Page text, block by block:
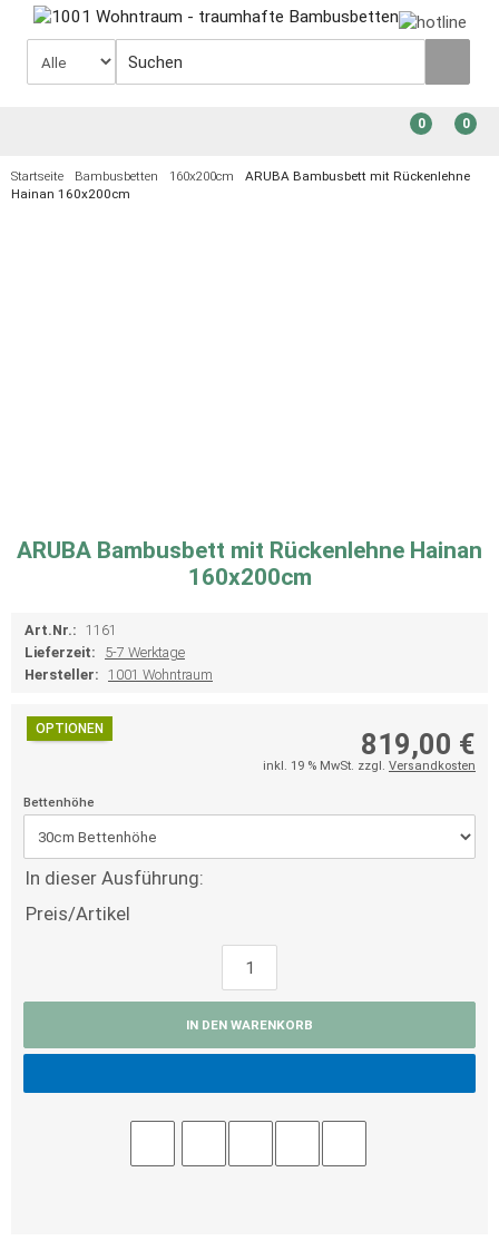
0
0
Startseite Bambusbetten 160x200cm
ARUBA Bambusbett mit Rückenlehne
Hainan 160x200cm
ARUBA Bambusbett mit Rückenlehne Hainan
160x200cm
Art.Nr.: 1161
Lieferzeit:
5-7 Werktage
Hersteller: 1001 Wohntraum
OPTIONEN 819,00 €
inkl. 19 % MwSt. zzgl. Versandkosten
Bettenhöhe
In dieser Ausführung:
Preis/Artikel
IN DEN WARENKORB